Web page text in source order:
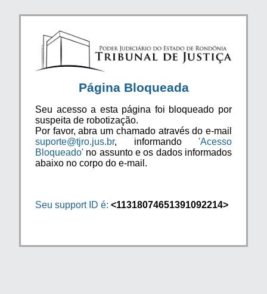
Página Bloqueada
Seu acesso a esta página foi bloqueado por
suspeita de robotização.
Por favor, abra um chamado através do e-mail
suporte@tjro.jus.br, informando 'Acesso
Bloqueado' no assunto e os dados informados
abaixo no corpo do e-mail.
Seu support ID é: <11318074651391092214>